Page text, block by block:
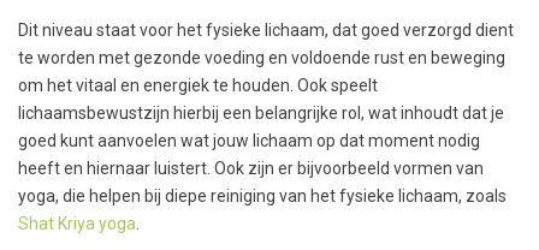
Dit niveau staat voor het fysieke lichaam, dat goed verzorgd dient
te worden met gezonde voeding en voldoende rust en beweging
om het vitaal en energiek te houden. Ook speelt
lichaamsbewustzijn hierbij een belangrijke rol, wat inhoudt dat je
goed kunt aanvoelen wat jouw lichaam op dat moment nodig
heeft en hiernaar luistert. Ook zijn er bijvoorbeeld vormen van
yoga, die helpen bij diepe reiniging van het fysieke lichaam, zoals
Shat Kriya yoga